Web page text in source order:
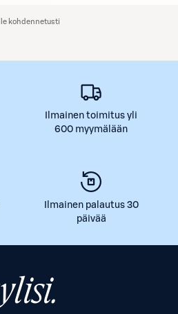
kohdennetusti
Ilmainen toimitus yli
600 myymälään
Ilmainen palautus 30
päivää